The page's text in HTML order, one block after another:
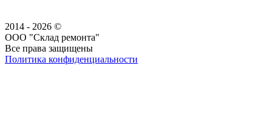
2014 - 2026 ©
ООО "Склад ремонта"
Все права защищены
Политика конфиденциальности